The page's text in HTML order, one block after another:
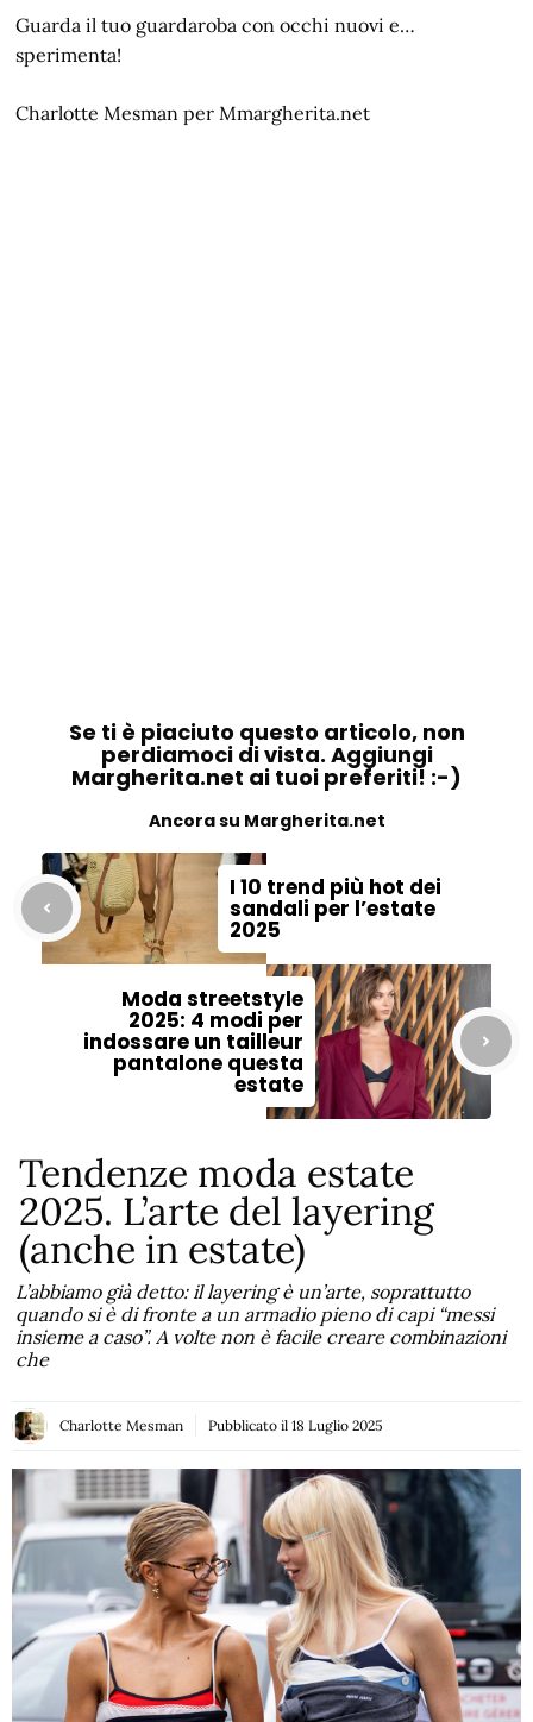
Guarda il tuo guardaroba con occhi nuovi e…
sperimenta!
Charlotte Mesman per Mmargherita.net
Se ti è piaciuto questo articolo, non
perdiamoci di vista. Aggiungi
Margherita.net ai tuoi preferiti! :-)
Ancora su Margherita.net
I 10 trend più hot dei
sandali per l’estate
2025
Moda streetstyle
2025: 4 modi per
indossare un tailleur
pantalone questa
estate
Tendenze moda estate
2025. L’arte del layering
(anche in estate)
L’abbiamo già detto: il layering è un’arte, soprattutto
quando si è di fronte a un armadio pieno di capi “messi
insieme a caso”. A volte non è facile creare combinazioni
che
Charlotte Mesman Pubblicato il 18 Luglio 2025